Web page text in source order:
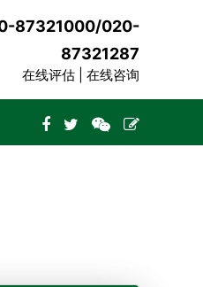
87321000/020-
87321287
在线评估 | 在线咨询